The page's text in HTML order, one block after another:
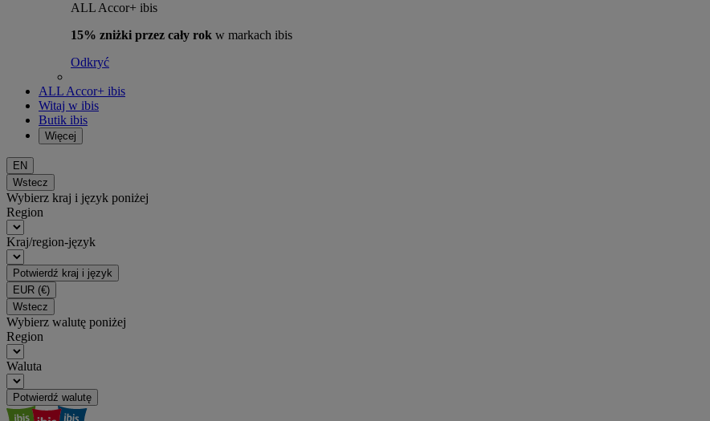
ALL Accor+ ibis
15% zniżki przez cały rok w markach ibis
Odkryć
ALL Accor+ ibis
Witaj w ibis
Butik ibis
Więcej
EN
Wstecz
Wybierz kraj i język poniżej
Region
Kraj/region-język
Potwierdź kraj i język
EUR (€)
Wstecz
Wybierz walutę poniżej
Region
Waluta
Potwierdź walutę